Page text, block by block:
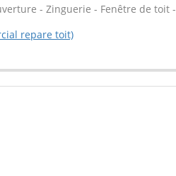
- Zinguerie - Fenêtre de toit -
repare toit)